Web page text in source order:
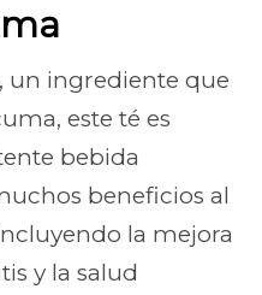
un ingrediente que
este té es
bebida
beneficios al
la mejora
y la salud